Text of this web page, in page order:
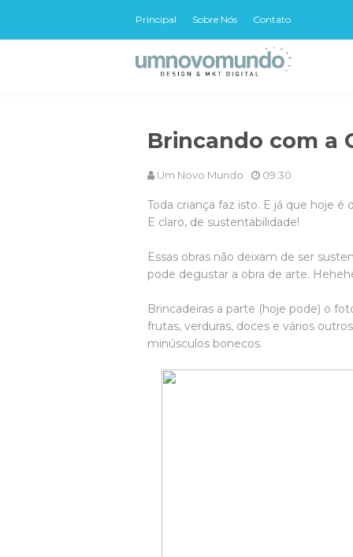
Principal Sobre Nós Contato
Brincando com a
Um Novo Mundo 09:30
Toda criança faz isto. E já que hoje é
E claro, de sustentabilidade!
Essas obras não deixam de ser
pode degustar a obra de arte.
Brincadeiras a parte (hoje pode) o
frutas, verduras, doces e vários
minúsculos bonecos.